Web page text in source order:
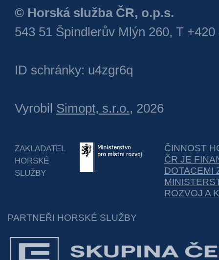
© Horská služba ČR, o.p.s.
543 51 Špindlerův Mlýn 260, T +420
ID schránky: u4zgr6q
Vyrobil Simopt, s.r.o., 2026
ZAKLADATEL
HORSKÉ
SLUŽBY
ČINNOST
ČR JE
DOTACEMI
ROZVOJ A
PARTNEŘI HORSKÉ SLUŽBY